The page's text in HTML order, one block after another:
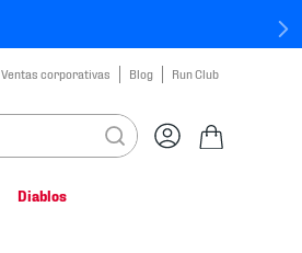
Ventas corporativas Blog Run Club
Diablos